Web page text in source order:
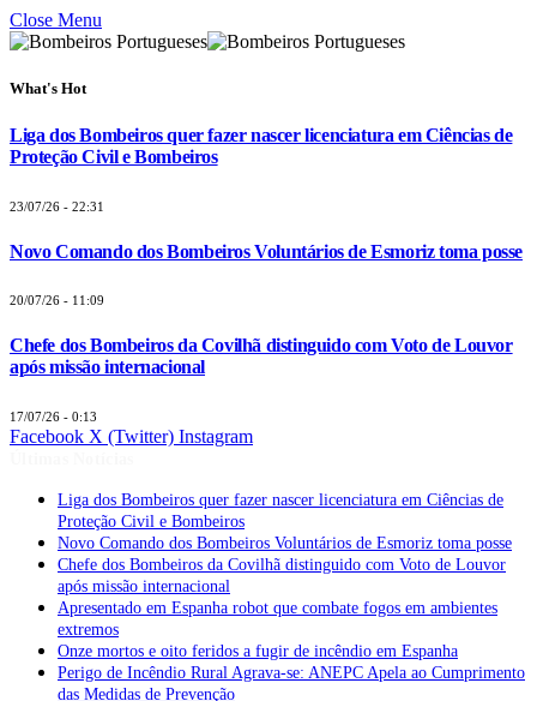
Close Menu
What's Hot
Liga dos Bombeiros quer fazer nascer licenciatura em Ciências de
Proteção Civil e Bombeiros
23/07/26 - 22:31
Novo Comando dos Bombeiros Voluntários de Esmoriz toma posse
20/07/26 - 11:09
Chefe dos Bombeiros da Covilhã distinguido com Voto de Louvor
após missão internacional
17/07/26 - 0:13
Facebook X (Twitter) Instagram
Liga dos Bombeiros quer fazer nascer licenciatura em Ciências de
Proteção Civil e Bombeiros
Novo Comando dos Bombeiros Voluntários de Esmoriz toma posse
Chefe dos Bombeiros da Covilhã distinguido com Voto de Louvor
após missão internacional
Apresentado em Espanha robot que combate fogos em ambientes
extremos
Onze mortos e oito feridos a fugir de incêndio em Espanha
Perigo de Incêndio Rural Agrava-se: ANEPC Apela ao Cumprimento
das Medidas de Prevenção